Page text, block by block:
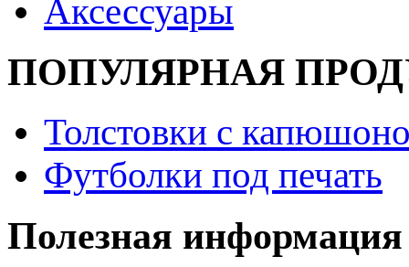
Аксессуары
ПОПУЛЯРНАЯ
Толстовки с
Футболки под печать
Полезная информация